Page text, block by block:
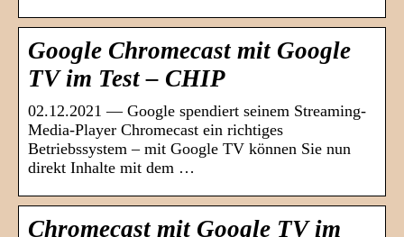
Google Chromecast mit Google
TV im Test – CHIP
02.12.2021 — Google spendiert seinem Streaming-
Media-Player Chromecast ein richtiges
Betriebssystem – mit Google TV können Sie nun
direkt Inhalte mit dem …
Chromecast mit Google TV im